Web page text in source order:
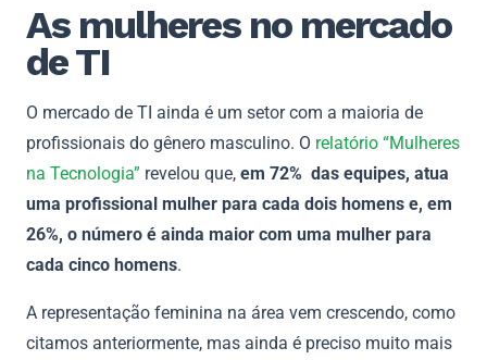
As mulheres no mercado
de TI
O mercado de TI ainda é um setor com a maioria de
profissionais do gênero masculino. O relatório “Mulheres
na Tecnologia” revelou que, em 72% das equipes, atua
uma profissional mulher para cada dois homens e, em
26%, o número é ainda maior com uma mulher para
cada cinco homens.
A representação feminina na área vem crescendo, como
citamos anteriormente, mas ainda é preciso muito mais